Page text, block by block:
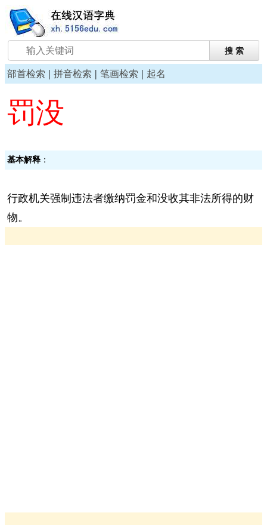
部首检索 | 拼音检索 | 笔画检索 | 起名
罚没
基本解释 ：
行政机关强制违法者缴纳罚金和没收其非法所得的财
物。